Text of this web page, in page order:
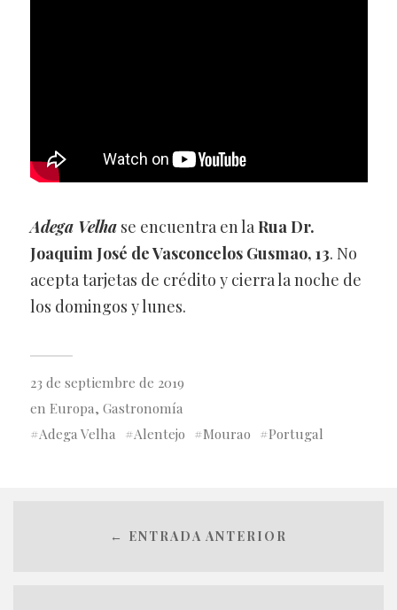
Adega Velhase encuentra en laRua Dr.
Joaquim José de Vasconcelos Gusmao, 13. No
acepta tarjetas de crédito y cierra la noche de
los domingos y lunes.
23 de septiembre de 2019
en Europa, Gastronomía
Adega Velha
Alentejo Mourao Portugal
← ENTRADA ANTERIOR